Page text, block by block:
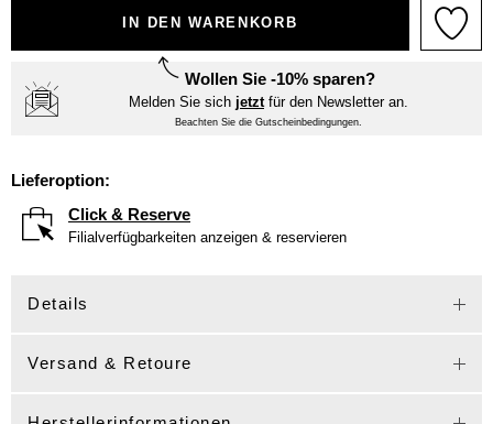
IN DEN WARENKORB
Wollen Sie -10% sparen?
Melden Sie sich jetztfür den Newsletter an.
Beachten Sie die Gutscheinbedingungen.
Lieferoption:
Click & Reserve
Filialverfügbarkeiten anzeigen & reservieren
Details
Versand & Retoure